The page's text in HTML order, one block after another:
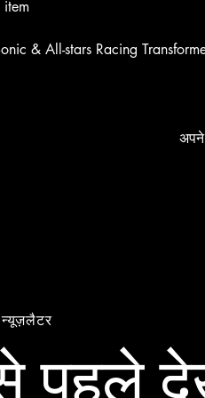
& All-stars Racing
अपने
पहले